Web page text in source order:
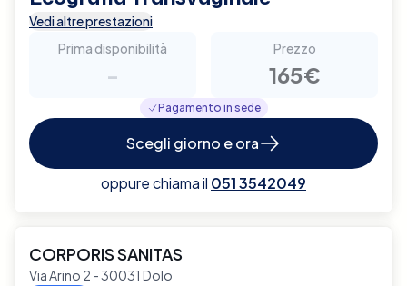
Vedi altre prestazioni
Prima disponibilità
-
Prezzo
165€
Pagamento in sede
Scegli giorno e ora
oppure chiama il 051 3542049
CORPORIS SANITAS
Via Arino 2 - 30031 Dolo